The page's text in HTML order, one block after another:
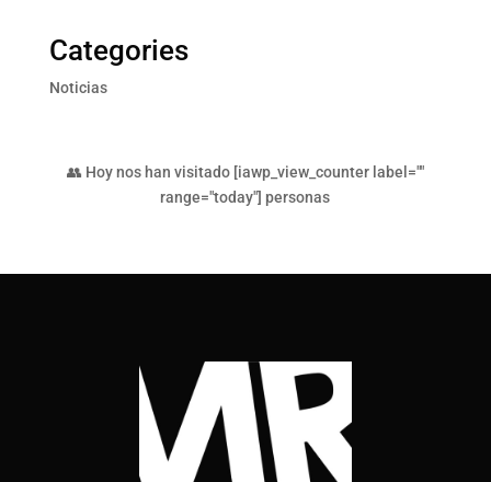
Categories
Noticias
👥 Hoy nos han visitado [iawp_view_counter label=""
range="today"] personas